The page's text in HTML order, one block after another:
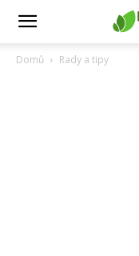
Domů Rady a tipy